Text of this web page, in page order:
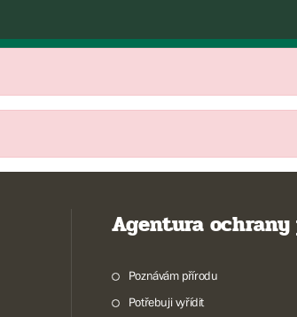
Agentura
Poznávám přírodu
Potřebuji vyřídit